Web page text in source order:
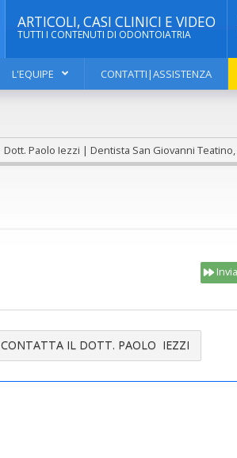
ARTICOLI, CASI CLINICI E VIDEO
TUTTI I CONTENUTI DI ODONTOIATRIA
L'EQUIPE CONTATTI|ASSISTENZA
Dott. Paolo Iezzi | Dentista San Giovanni
CONTATTA IL DOTT. PAOLO IEZZI